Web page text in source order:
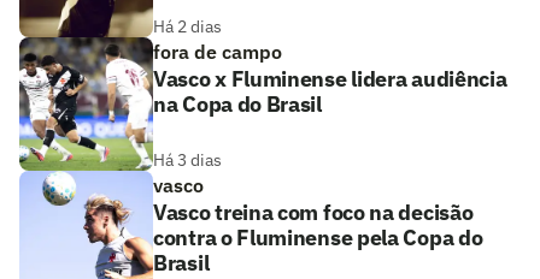
Há 2 dias
fora de campo
Vasco x Fluminense lidera audiência
na Copa do Brasil
Há 3 dias
vasco
Vasco treina com foco na decisão
contra o Fluminense pela Copa do
Brasil